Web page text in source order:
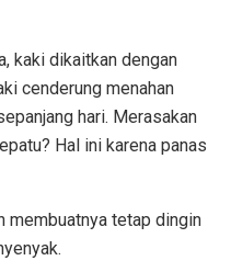
kaki dikaitkan dengan
cenderung menahan
hari. Merasakan
Hal ini karena panas
membuatnya tetap dingin